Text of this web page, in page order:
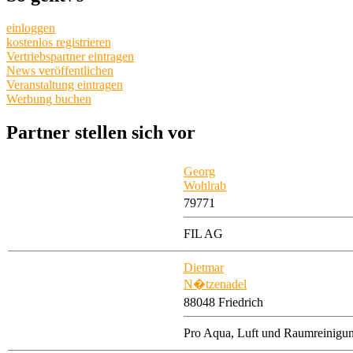
einloggen
kostenlos registrieren
Vertriebspartner eintragen
News veröffentlichen
Veranstaltung eintragen
Werbung buchen
Partner stellen sich vor
Georg
Wohlrab
79771
FIL AG
Dietmar
N�tzenadel
88048 Friedrich
Pro Aqua, Luft und